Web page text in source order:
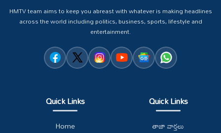
HMTV team aims to keep you abreast with whatever is making headlines
across the world including politics, business, sports, lifestyle and
entertainment.
Quick Links
Home
Quick Links
తాజా వార్తలు